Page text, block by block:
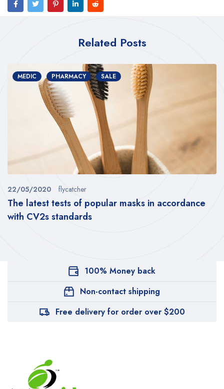
Related Posts
MEDIC PHARMACY SALE
The latest tests of popular masks in accordance
with CV2s standards
22/05/2020 flycatcher
100% Money back
Non-contact shipping
Free delivery for order over $200